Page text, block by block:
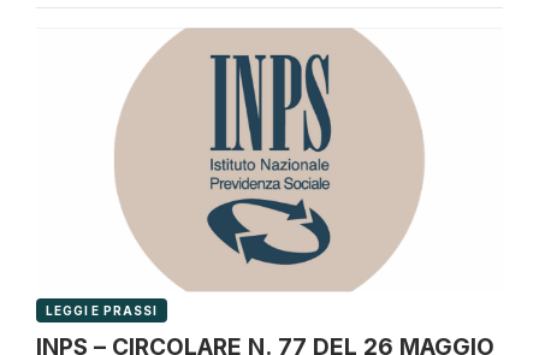
LEGGI E PRASSI
INPS – CIRCOLARE N. 77 DEL 26 MAGGIO